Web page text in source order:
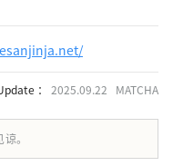
： 2025.09.22 MATCHA
。